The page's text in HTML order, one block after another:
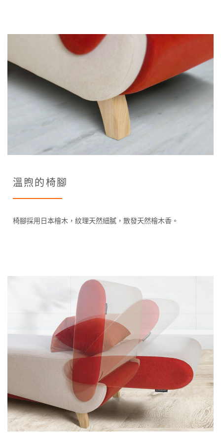
溫煦的椅腳
椅腳採用日本檜木，紋理天然細膩，散發天然檜木香。